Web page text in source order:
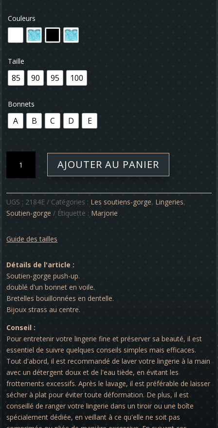
Couleurs
Taille
85 90 95 100
Bonnets
A B C D E
Soutien-
-
Marjorie
AJOUTER AU PANIER
UGS : 2184E Catégories : Les soutiens-gorge, Lingeries,
Soutien-gorge
Étiquette : Marjorie
Guide des tailles
Détails de l'article :
Soutien-gorge push-up.
doublé d'un bonnet en voile.
Bretelles bouillonnées en dentelle.
Bijoux strass au centre.
Conseil :
Pour entretenir votre lingerie fine et préserver sa beauté, il est
essentiel de suivre quelques conseils simples mais efficaces.
Tout d'abord, il est recommandé de laver votre lingerie à la main
avec un détergent doux et de l'eau tiède, en évitant les
frottements excessifs. Après le lavage, il est préférable de laisser
sécher à plat pour éviter toute déformation. De plus, il est
conseillé de ranger votre lingerie dans un tiroir ou une boîte
spécialement dédiée, en veillant à ce qu'elle ne soit pas